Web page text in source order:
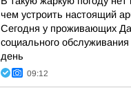
чем устроить настоящий
Сегодня у проживающих
социального
день
09:12